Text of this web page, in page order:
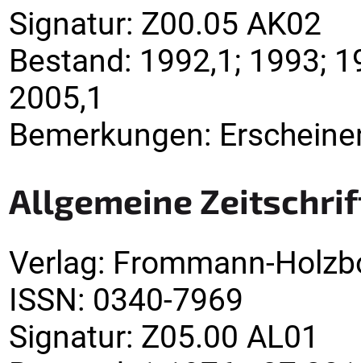
Signatur: Z00.05 AK02
Bestand: 1992,1; 1993;
2005,1
Bemerkungen:
Allgemeine
Verlag: Frommann-
ISSN: 0340-7969
Signatur: Z05.00 AL01